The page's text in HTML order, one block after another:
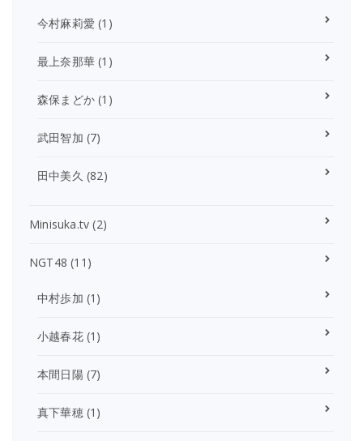
今村麻莉愛 (1)
最上奈那華 (1)
森保まどか (1)
武田智加 (7)
田中美久 (82)
Minisuka.tv (2)
NGT48 (11)
中村歩加 (1)
小越春花(1)
本間日陽(7)
真下華穂(1)